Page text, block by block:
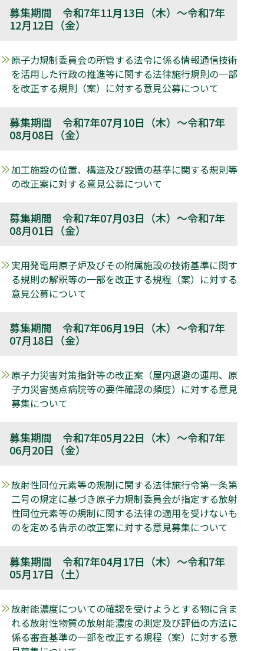
募集期間 令和7年11月13日（木）～令和7年
12月12日（金）
原子力規制委員会の所管する法令に係る情報通信技術
を活用した行政の推進等に関する法律施行規則の一部
を改正する規則（案）に対する意見公募について
募集期間 令和7年07月10日（木）～令和7年
08月08日（金）
加工施設の位置、構造及び設備の基準に関する規則等
の改正案に対する意見公募について
募集期間 令和7年07月03日（木）～令和7年
08月01日（金）
実用発電用原子炉及びその附属施設の技術基準に関す
る規則の解釈等の一部を改正する規程（案）に対する
意見公募について
募集期間 令和7年06月19日（木）～令和7年
07月18日（金）
原子力災害対策指針等の改正案（屋内退避の運用、原
子力災害拠点病院等の要件確認の頻度）に対する意見
募集について
募集期間 令和7年05月22日（木）～令和7年
06月20日（金）
放射性同位元素等の規制に関する法律施行令第一条第
二号の規定に基づき原子力規制委員会が指定する放射
性同位元素等の規制に関する法律の適用を受けないも
のを定める告示の改正案に対する意見募集について
募集期間 令和7年04月17日（木）～令和7年
05月17日（土）
放射能濃度についての確認を受けようとする物に含ま
れる放射性物質の放射能濃度の測定及び評価の方法に
係る審査基準の一部を改正する規程（案）に対する意